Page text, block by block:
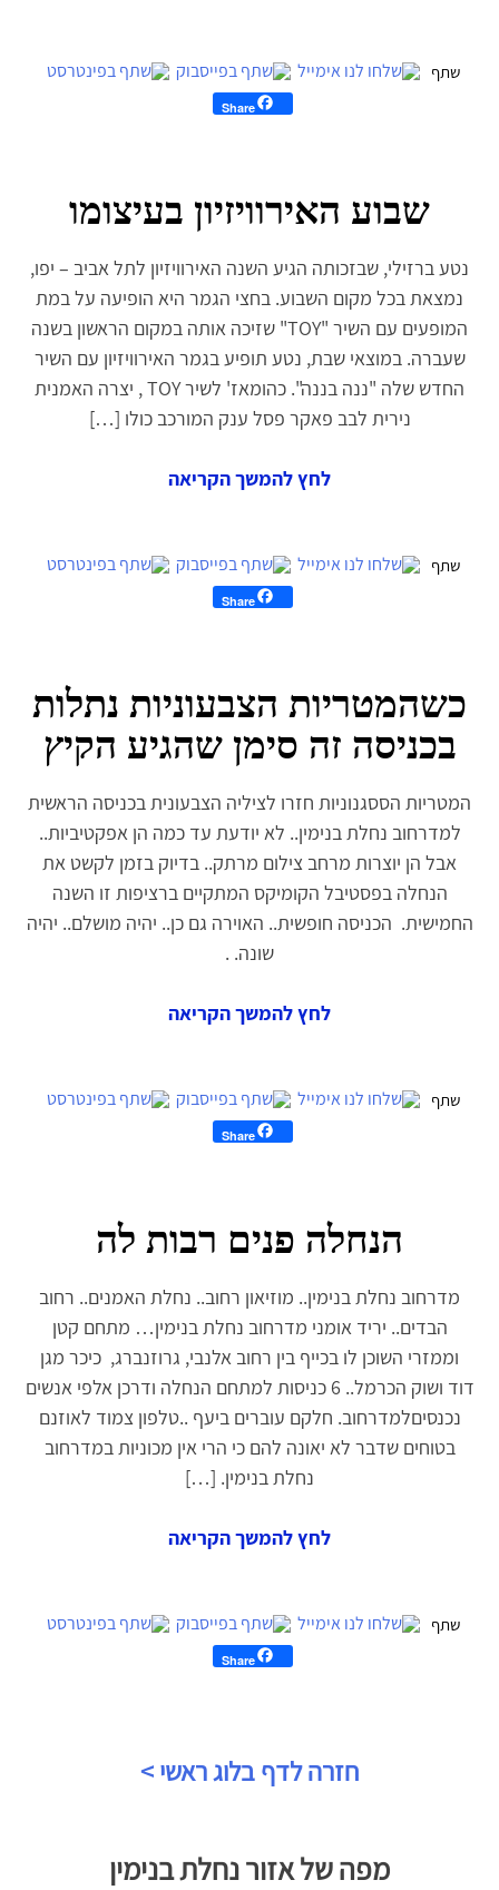
Share
שבוע האירוויזיון בעיצומו
נטע ברזילי, שבזכותה הגיע השנה האירוויזיון לתל אביב – יפו,
נמצאת בכל מקום השבוע. בחצי הגמר היא הופיעה על במת
המופעים עם השיר "TOY" שזיכה אותה במקום הראשון בשנה
שעברה. במוצאי שבת, נטע תופיע בגמר האירוויזיון עם השיר
החדש שלה "ננה בננה". כהומאז' לשיר TOY , יצרה האמנית
נירית לבב פאקר פסל ענק המורכב כולו […]
לחץ להמשך הקריאה
Share
כשהמטריות הצבעוניות נתלות
בכניסה זה סימן שהגיע הקיץ
המטריות הססגנוניות חזרו לציליה הצבעונית בכניסה הראשית
למדרחוב נחלת בנימין.. לא יודעת עד כמה הן אפקטיביות..
אבל הן יוצרות מרחב צילום מרתק.. בדיוק בזמן לקשט את
הנחלה בפסטיבל הקומיקס המתקיים ברציפות זו השנה
החמישית. הכניסה חופשית.. האוירה גם כן.. יהיה מושלם.. יהיה
שונה. .
לחץ להמשך הקריאה
Share
הנחלה פנים רבות לה
מדרחוב נחלת בנימין.. מוזיאון רחוב.. נחלת האמנים.. רחוב
הבדים.. יריד אומני מדרחוב נחלת בנימין… מתחם קטן
וממזרי השוכן לו בכייף בין רחוב אלנבי, גרוזנברג, כיכר מגן
דוד ושוק הכרמל.. 6 כניסות למתחם הנחלה ודרכן אלפי אנשים
נכנסיםלמדרחוב. חלקם עוברים ביעף ..טלפון צמוד לאוזנם
בטוחים שדבר לא יאונה להם כי הרי אין מכוניות במדרחוב
נחלת בנימין. […]
לחץ להמשך הקריאה
Share
חזרה לדף בלוג ראשי >
מפה של אזור נחלת בנימין